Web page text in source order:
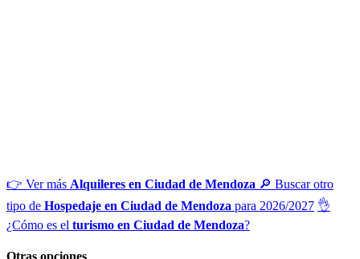
👉 Ver más Alquileres en Ciudad de Mendoza 🔎 Buscar otro
tipo de Hospedaje en Ciudad de Mendoza para 2026/2027 👌
¿Cómo es el turismo en Ciudad de Mendoza?
Otras opciones